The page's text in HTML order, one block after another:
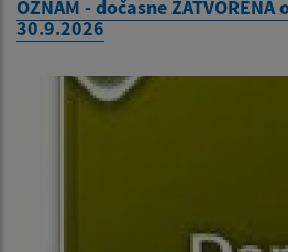
OZNAM - dočasne
30.9.2026